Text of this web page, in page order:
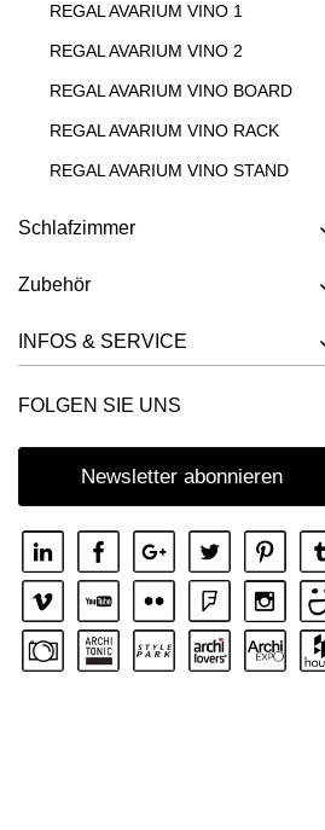
REGAL AVARIUM VINO 1
REGAL AVARIUM VINO 2
REGAL AVARIUM VINO BOARD
REGAL AVARIUM VINO RACK
REGAL AVARIUM VINO STAND
REGAL FACHWERK
REGAL GO
REGAL GO K
REGAL GO RW
REGAL MENA
REGAL MENA E
REGAL MENA G
REGAL MENA TV
REGAL MENA VINO
REGAL PISA
Schlafzimmer
Zubehör
INFOS & SERVICE
FOLGEN SIE UNS
Newsletter abonnieren